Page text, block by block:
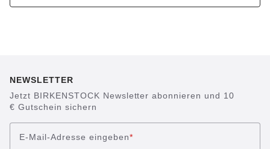
NEWSLETTER
Jetzt BIRKENSTOCK Newsletter abonnieren und 10
€ Gutschein sichern
E-Mail-Adresse eingeben*